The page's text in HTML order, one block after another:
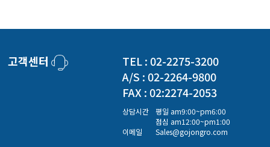
고객센터
TEL : 02-2275-3200
A/S : 02-2264-9800
FAX : 02:2274-2053
상담시간
평일 am9:00~pm6:00
점심 am12:00~pm1:00
이메일
Sales@gojongro.com